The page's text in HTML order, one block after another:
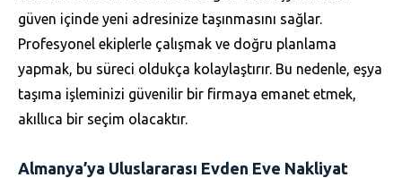
güven içinde yeni adresinize taşınmasını sağlar.
Profesyonel ekiplerle çalışmak ve doğru planlama
yapmak, bu süreci oldukça kolaylaştırır. Bu nedenle, eşya
taşıma işleminizi güvenilir bir firmaya emanet etmek,
akıllıca bir seçim olacaktır.
Almanya’ya Uluslararası Evden Eve Nakliyat